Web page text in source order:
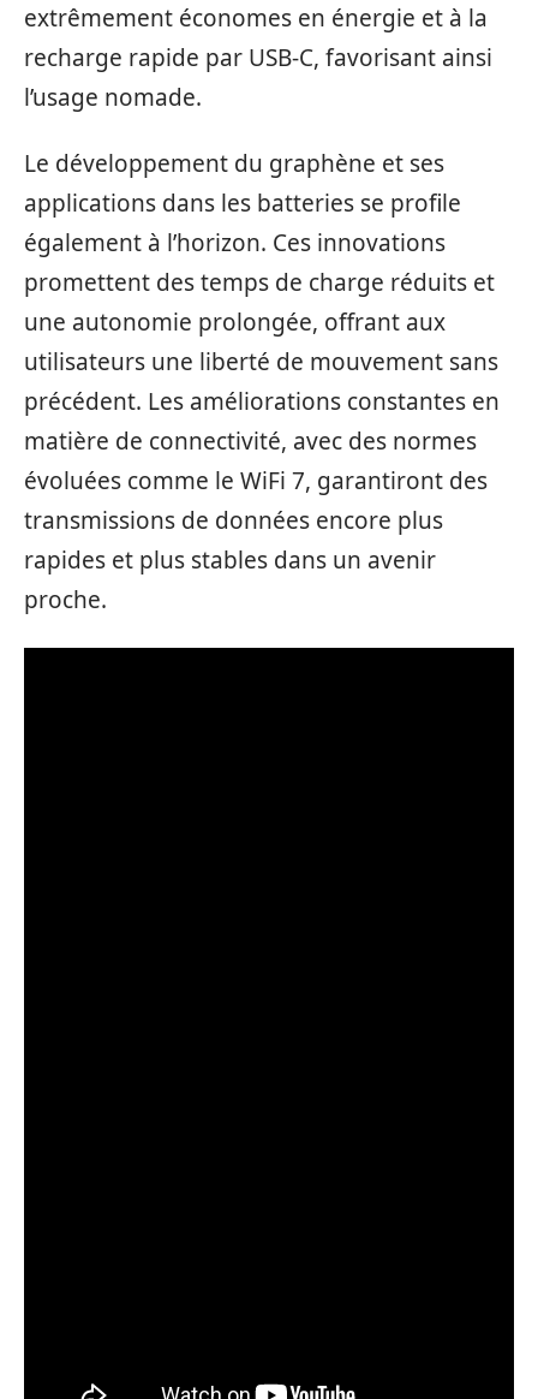
extrêmement économes en énergie et à la
recharge rapide par USB-C, favorisant ainsi
l’usage nomade.
Le développement du graphène et ses
applications dans les batteries se profile
également à l’horizon. Ces innovations
promettent des temps de charge réduits et
une autonomie prolongée, offrant aux
utilisateurs une liberté de mouvement sans
précédent. Les améliorations constantes en
matière de connectivité, avec des normes
évoluées comme le WiFi 7, garantiront des
transmissions de données encore plus
rapides et plus stables dans un avenir
proche.